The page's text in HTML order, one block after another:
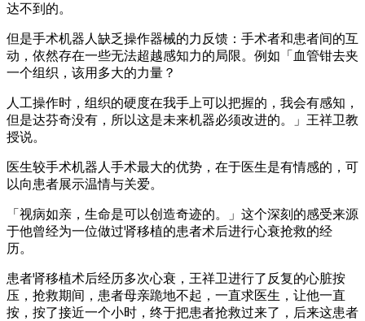
达不到的。
但是手术机器人缺乏操作器械的力反馈：手术者和患者间的互
动，依然存在一些无法超越感知力的局限。例如「血管钳去夹
一个组织，该用多大的力量？
人工操作时，组织的硬度在我手上可以把握的，我会有感知，
但是达芬奇没有，所以这是未来机器必须改进的。」王祥卫教
授说。
医生较手术机器人手术最大的优势，在于医生是有情感的，可
以向患者展示温情与关爱。
「视病如亲，生命是可以创造奇迹的。」这个深刻的感受来源
于他曾经为一位做过肾移植的患者术后进行心衰抢救的经
历。
患者肾移植术后经历多次心衰，王祥卫进行了反复的心脏按
压，抢救期间，患者母亲跪地不起，一直求医生，让他一直
按，按了接近一个小时，终于把患者抢救过来了，后来这患者